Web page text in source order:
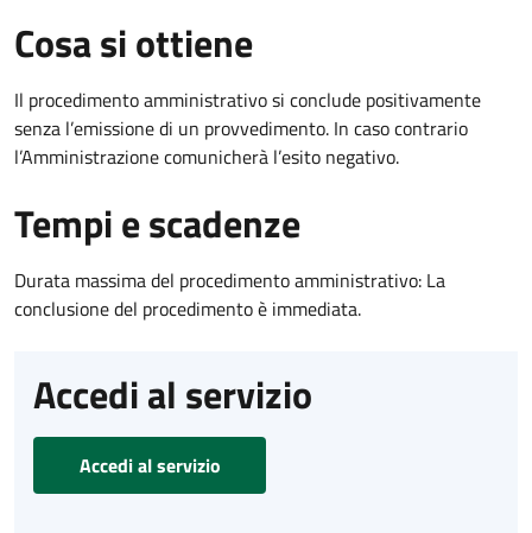
Cosa si ottiene
Il procedimento amministrativo si conclude positivamente
senza l’emissione di un provvedimento. In caso contrario
l’Amministrazione comunicherà l’esito negativo.
Tempi e scadenze
Durata massima del procedimento amministrativo: La
conclusione del procedimento è immediata.
Accedi al servizio
Accedi al servizio